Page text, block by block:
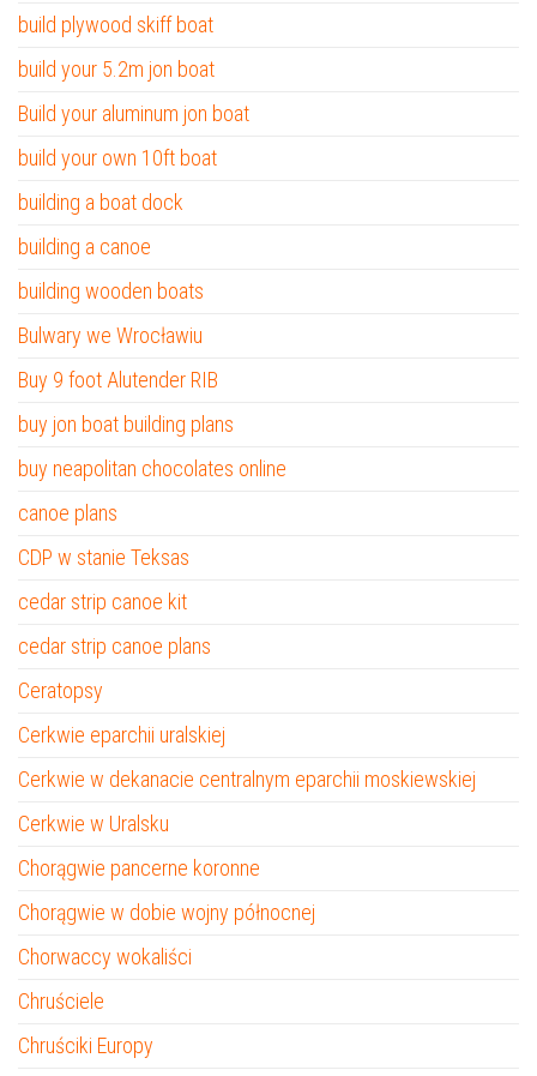
build plywood skiff boat
build your 5.2m jon boat
Build your aluminum jon boat
build your own 10ft boat
building a boat dock
building a canoe
building wooden boats
Bulwary we Wrocławiu
Buy 9 foot Alutender RIB
buy jon boat building plans
buy neapolitan chocolates online
canoe plans
CDP w stanie Teksas
cedar strip canoe kit
cedar strip canoe plans
Ceratopsy
Cerkwie eparchii uralskiej
Cerkwie w dekanacie centralnym eparchii moskiewskiej
Cerkwie w Uralsku
Chorągwie pancerne koronne
Chorągwie w dobie wojny północnej
Chorwaccy wokaliści
Chruściele
Chruściki Europy